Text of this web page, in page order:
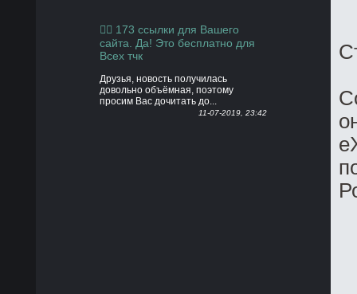
👍🏻 173 ссылки для Вашего
сайта. Да! Это бесплатно для
Всех тчк
Друзья, новость получилась
довольно объёмная, поэтому
просим Вас дочитать до...
11-07-2019, 23:42